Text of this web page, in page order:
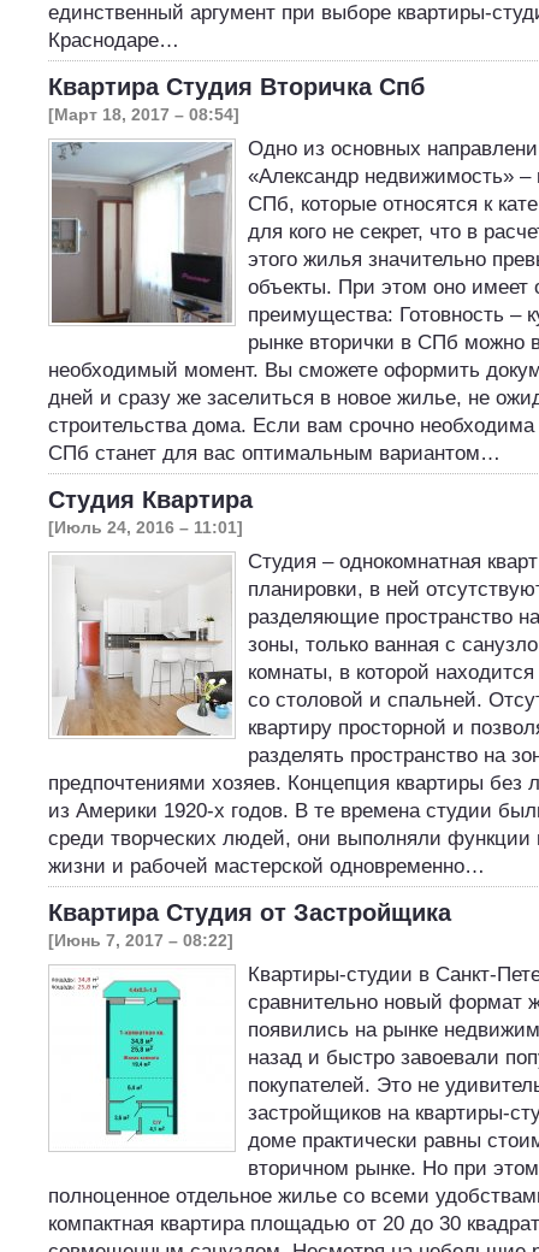
единственный аргумент при выборе квартиры-
Краснодаре…
Квартира Студия Вторичка Спб
[Март 18, 2017 – 08:54]
Одно из основных
«Александр недвижимость» –
СПб, которые относятся к
для кого не секрет, что в
этого жилья значительно
объекты. При этом оно имеет
преимущества: Готовность –
рынке вторички в СПб можно
необходимый момент. Вы сможете оформить
дней и сразу же заселиться в новое жилье, не
строительства дома. Если вам срочно необходима
СПб станет для вас оптимальным вариантом…
Студия Квартира
[Июль 24, 2016 – 11:01]
Студия – однокомнатная
планировки, в ней
разделяющие пространство
зоны, только ванная с
комнаты, в которой
со столовой и спальней.
квартиру просторной и
разделять пространство на
предпочтениями хозяев. Концепция квартиры
из Америки 1920-х годов. В те времена студии
среди творческих людей, они выполняли функции
жизни и рабочей мастерской одновременно…
Квартира Студия от Застройщика
[Июнь 7, 2017 – 08:22]
Квартиры-студии в Санкт-
сравнительно новый формат
появились на рынке
назад и быстро завоевали
покупателей. Это не
застройщиков на квартиры-
доме практически равны
вторичном рынке. Но при
полноценное отдельное жилье со всеми
компактная квартира площадью от 20 до 30